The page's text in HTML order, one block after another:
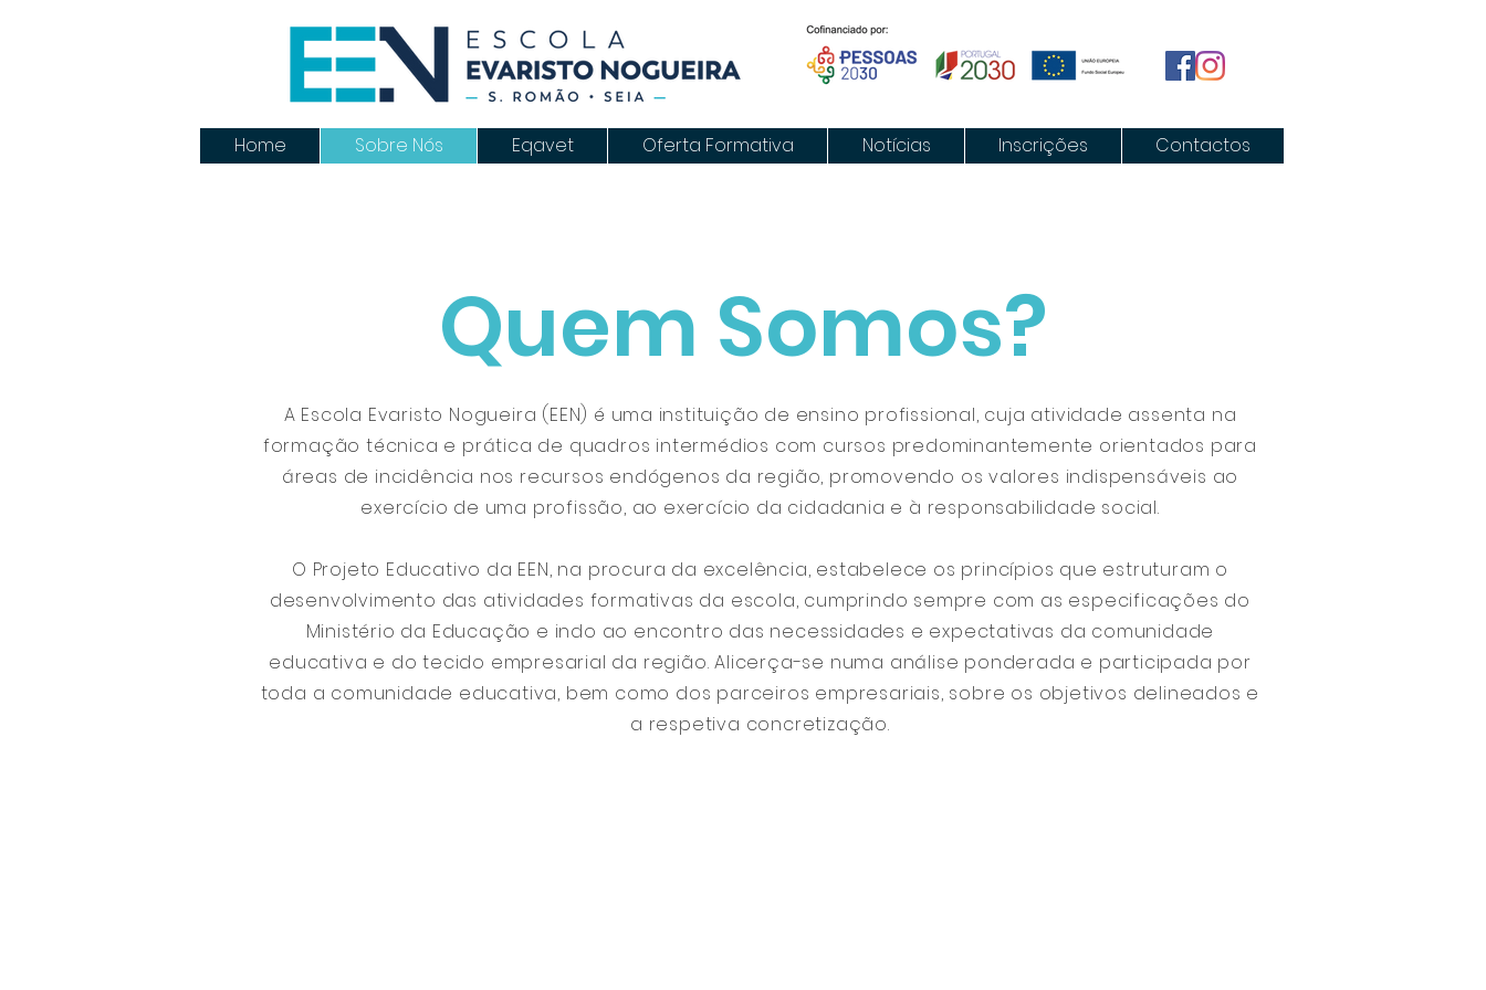
Home Sobre Nós Eqavet Oferta Formativa Notícias Inscrições Contactos
Quem Somos?
A Escola Evaristo Nogueira (EEN) é uma instituição de ensino profissional, cuja atividade assenta na
formação técnica e prática de quadros intermédios com cursos predominantemente orientados para
áreas de incidência nos recursos endógenos da região, promovendo os valores indispensáveis ao
exercício de uma profissão, ao exercício da cidadania e à responsabilidade social.
O Projeto Educativo da EEN, na procura da excelência, estabelece os princípios que estruturam o
desenvolvimento das atividades formativas da escola, cumprindo sempre com as especificações do
Ministério da Educação e indo ao encontro das necessidades e expectativas da comunidade
educativa e do tecido empresarial da região. Alicerça-se numa análise ponderada e participada por
toda a comunidade educativa, bem como dos parceiros empresariais, sobre os objetivos delineados e
a respetiva concretização.